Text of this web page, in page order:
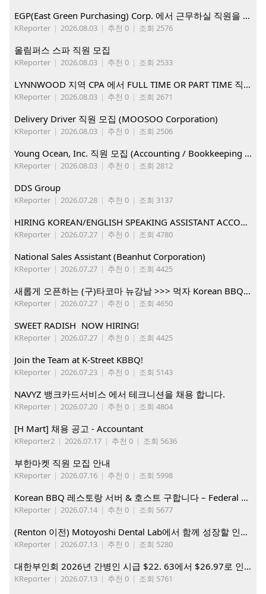
EGP(East Green Purchasing) Corp. 에서 근무하실 직원을 아래와 같이 모집합니다.
KReporter | 2026.08.03 | 추천 0 | 조회 2576
올림퍼스 스파 직원 모집
KReporter | 2026.08.03 | 추천 0 | 조회 2533
LYNNWOOD 지역 CPA 에서 FULL TIME OR PART TIME 직원을 찾습니다
KReporter | 2026.08.03 | 추천 0 | 조회 2671
Delivery Driver 직원 모집 (MOOSOO Corporation)
KReporter | 2026.08.03 | 추천 0 | 조회 2506
Young Ocean, Inc. 직원 모집 (Accounting / Bookkeeping 분야)
KReporter | 2026.08.03 | 추천 0 | 조회 2812
DDS Group
KReporter | 2026.07.28 | 추천 0 | 조회 3137
HIRING KOREAN/ENGLISH SPEAKING ASSISTANT ACCOUNT MANAGER
KReporter | 2026.07.27 | 추천 0 | 조회 4780
National Sales Assistant (Beanhut Corporation)
KReporter | 2026.07.27 | 추천 0 | 조회 4425
새롭게 오픈하는 (구)타코마 뉴강남 >>> 먹자 Korean BBQ 구인중
KReporter | 2026.07.27 | 추천 0 | 조회 4650
SWEET RADISH NOW HIRING!
KReporter | 2026.07.27 | 추천 0 | 조회 4425
Join the Team at K-Street KBBQ!
KReporter | 2026.07.23 | 추천 0 | 조회 5143
NAVYZ 뱅크카드서비스 에서 테크니션을 채용 합니다.
KReporter | 2026.07.20 | 추천 0 | 조회 4804
[H Mart] 채용 공고 - Accountant
KReporter2 | 2026.07.17 | 추천 0 | 조회 5636
부한마켓 직원 모집 안내
KReporter | 2026.07.16 | 추천 0 | 조회 5998
Korean BBQ 레스토랑 서버 & 호스트 구합니다 – Federal Way & Tacoma $45-$60/hr (server), $21-23/hr (Host)
KReporter | 2026.07.14 | 추천 0 | 조회 5677
(Renton 이전) Motoyoshi Dental Lab에서 함께 성장할 인재를 모십니다.
KReporter | 2026.07.13 | 추천 0 | 조회 5280
대한부인회 2026년 간병인 시급 $22. 63에서 $26.97로 인상. 지금 간병인들을 모집합니다
KReporter | 2026.07.13 | 추천 0 | 조회 5761